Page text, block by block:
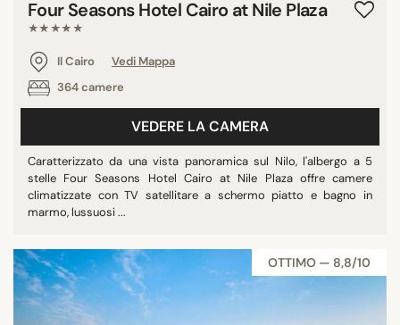
Four Seasons Hotel Cairo at Nile Plaza
★★★★★
Il Cairo
Vedi Mappa
364 camere
VEDERE LA CAMERA
Caratterizzato da una vista panoramica sul Nilo, l'albergo a 5
stelle Four Seasons Hotel Cairo at Nile Plaza offre camere
climatizzate con TV satellitare a schermo piatto e bagno in
marmo, lussuosi ...
OTTIMO — 8,8/10